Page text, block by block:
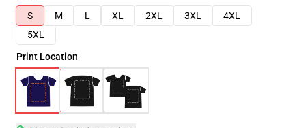
S
M L XL 2XL 3XL
4XL
5XL
Print Location